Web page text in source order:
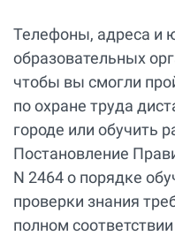
Телефоны, адреса и
образовательных
чтобы вы смогли
по охране труда
городе или обучить
Постановление
N 2464 о порядке
проверки знания
полном